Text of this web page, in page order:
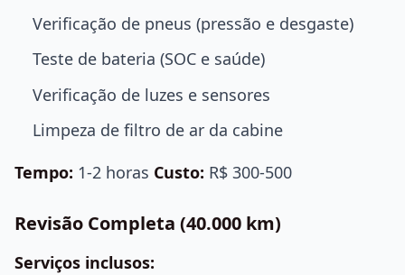
Verificação de pneus (pressão e desgaste)
Teste de bateria (SOC e saúde)
Verificação de luzes e sensores
Limpeza de filtro de ar da cabine
Tempo: 1-2 horas Custo: R$ 300-500
Revisão Completa (40.000 km)
Serviços inclusos: